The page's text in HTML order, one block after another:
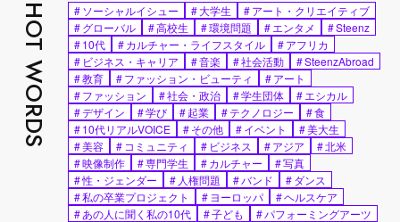
HOT WORDS #ソーシャルイシュー #大学生 #アート・クリエイティブ
#グローバル #高校生 #環境問題 #エンタメ #Steenz
#10代 #カルチャー・ライフスタイル #アフリカ
# ビジネス・キャリア #音楽 #社会活動 #SteenzAbroad
#教育 #ファッション・ビューティ #アート
#ファッション #社会・政治 #学生団体 #エシカル
#デザイン #学び #起業 #テクノロジー #食
#10代リアルVOICE #その他 #イベント #美大生
#美容 # コミュニティ # ビジネス #アジア #北米
#映像制作 #専門学生 #カルチャー #写真
#性・ジェンダー # 人権問題 #バンド #ダンス
#私の卒業プロジェクト #ヨーロッパ #ヘルスケア
#あの人に聞く私の10代 #子ども #パフォーミングアーツ